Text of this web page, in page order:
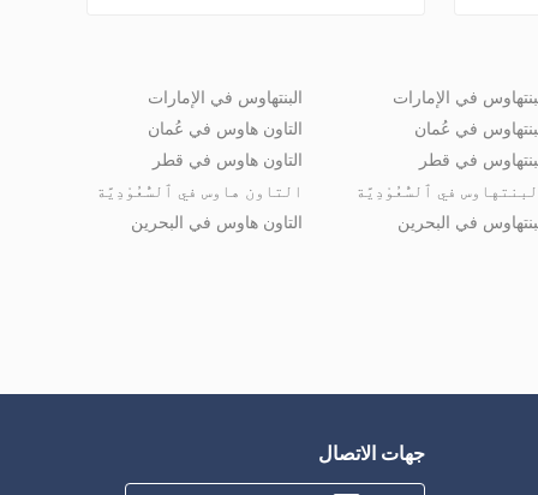
في الإمارات
في عُمان
في قطر
في ٱلسُّعُوْدِيَّة
في البحرين
البنتهاوس في الإمارات
التاون هاوس في عُمان
التاون هاوس في قطر
التاون هاوس في ٱلسُّعُوْدِيَّة
التاون هاوس في البحرين
جهات الاتصال